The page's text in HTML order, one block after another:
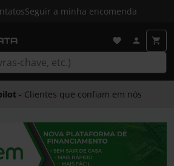
Seguir a minha encomenda
- Clientes que confiam em nós